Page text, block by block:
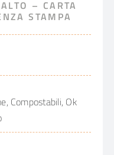
– CARTA
STAMPA
Compostabili, Ok